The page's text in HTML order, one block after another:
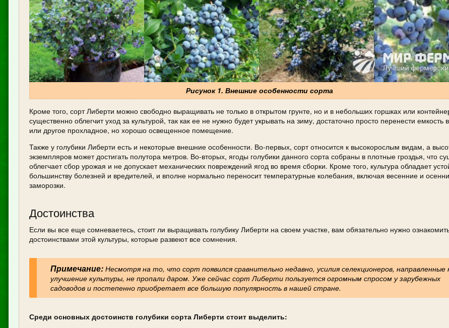
Рисунок 1. Внешние особенности сорта
Кроме того, сорт Либерти можно свободно выращивать не только в открытом грунте, но и в небольших горшках или
существенно облегчит уход за культурой, так как ее не нужно будет укрывать на зиму, достаточно просто перенести емкость
или другое прохладное, но хорошо освещенное помещение.
Также у голубики Либерти есть и некоторые внешние особенности. Во-первых, сорт относится к высокорослым видам, а
экземпляров может достигать полутора метров. Во-вторых, ягоды голубики данного сорта собраны в плотные гроздья, что
облегчает сбор урожая и не допускает механических повреждений ягод во время сборки. Кроме того, культура обладает
большинству болезней и вредителей, и вполне нормально переносит температурные колебания, включая весенние и
заморозки.
Достоинства
Если вы все еще сомневаетесь, стоит ли выращивать голубику Либерти на своем участке, вам обязательно нужно
достоинствами этой культуры, которые развеют все сомнения.
Примечание: Несмотря на то, что сорт появился сравнительно недавно, усилия селекционеров, направленные
улучшение культуры, не пропали даром. Уже сейчас сорт Либерти пользуется огромным спросом у зарубежных
садоводов и постепенно приобретает все большую популярность в нашей стране.
Среди основных достоинств голубики сорта Либерти стоит выделить: